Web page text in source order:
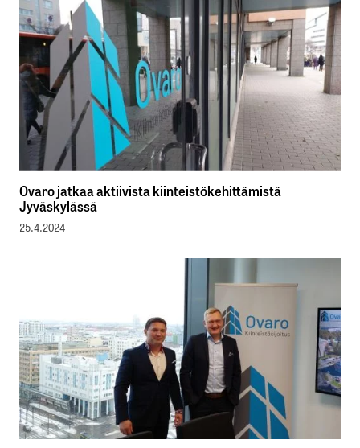
Ovaro jatkaa aktiivista kiinteistökehittämistä
Jyväskylässä
25.4.2024